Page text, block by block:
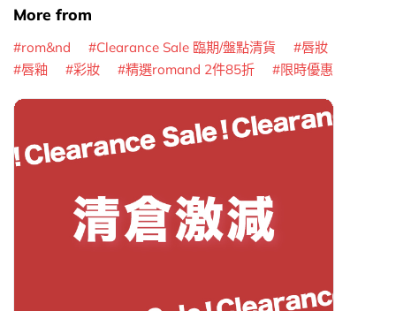
More from
rom&nd Clearance Sale 臨期/盤點清貨
唇妝
唇釉
彩妝 精選romand 2件85折 限時優惠